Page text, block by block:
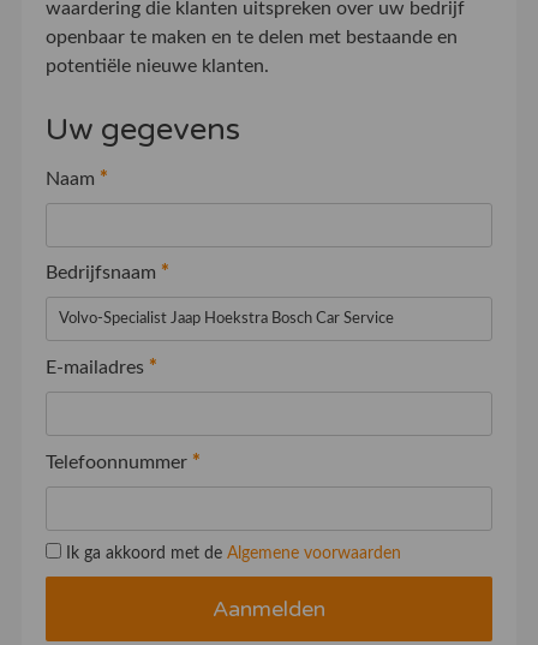
Bedrijf aanmelden
waardering die klanten uitspreken over uw bedrijf
openbaar te maken en te delen met bestaande en
potentiële nieuwe klanten.
Uw gegevens
Naam *
Bedrijfsnaam *
E-mailadres *
Telefoonnummer *
Ik ga akkoord met de Algemene voorwaarden